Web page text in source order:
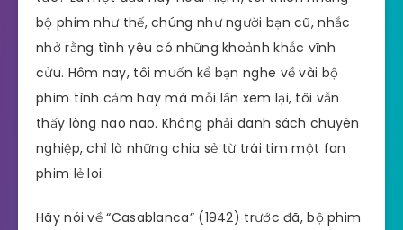
bộ phim như thế, chúng như người bạn cũ, nhắc
nhở rằng tình yêu có những khoảnh khắc vĩnh
cửu. Hôm nay, tôi muốn kể bạn nghe về vài bộ
phim tình cảm hay mà mỗi lần xem lại, tôi vẫn
thấy lòng nao nao. Không phải danh sách chuyên
nghiệp, chỉ là những chia sẻ từ trái tim một fan
phim lẻ loi.
Hãy nói về “Casablanca” (1942) trước đã, bộ phim